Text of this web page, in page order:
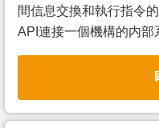
間信息交換和執行指令
API連接一個機構的内部